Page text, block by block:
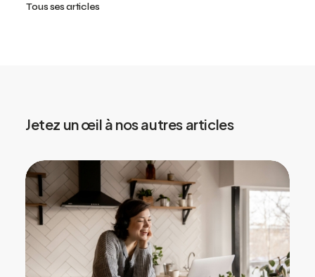
Tous ses articles
Jetez un œil à nos autres articles